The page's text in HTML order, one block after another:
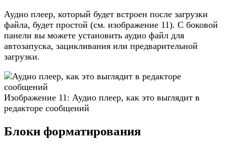
Аудио плеер, который будет встроен после загрузки
файла, будет простой (см. изображение 11). С боковой
панели вы можете установить аудио файл для
автозапуска, зацикливания или предварительной
загрузки.
Изображение 11: Аудио плеер, как это выглядит в
редакторе сообщений
Блоки форматирования